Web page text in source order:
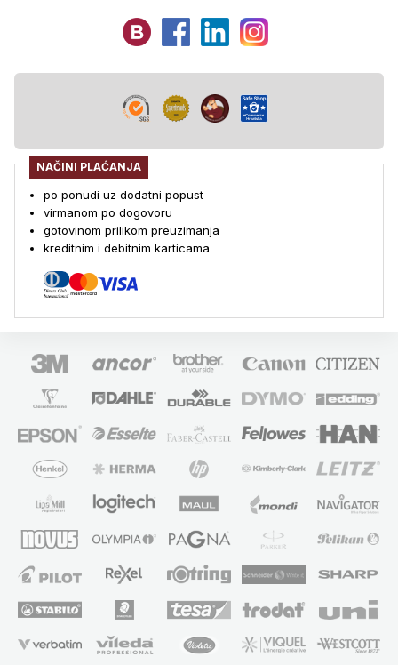
NAČINI PLAĆANJA
po ponudi uz dodatni popust
virmanom po dogovoru
gotovinom prilikom preuzimanja
kreditnim i debitnim karticama